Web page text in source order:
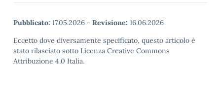
Pubblicato: 17.05.2026 - Revisione: 16.06.2026
Eccetto dove diversamente specificato, questo articolo è
stato rilasciato sotto Licenza Creative Commons
Attribuzione 4.0 Italia.